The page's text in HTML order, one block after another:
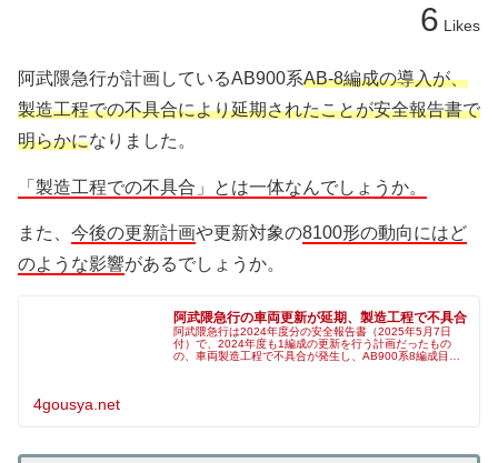
6 Likes
阿武隈急行が計画しているAB900系AB-8編成の導入が、
製造工程での不具合により延期されたことが安全報告書で
明らかになりました。
「製造工程での不具合」とは一体なんでしょうか。
また、 今後の更新計画や更新対象の8100形の動向にはど
のような影響があるでしょうか。
阿武隈急行の車両更新が延期、製造工程で不具合
阿武隈急行は2024年度分の安全報告書（2025年5月7日
付）で、2024年度も1編成の更新を行う計画だったもの
の、車両製造工程で不具合が発生し、AB900系8編成目の
4gousya.net